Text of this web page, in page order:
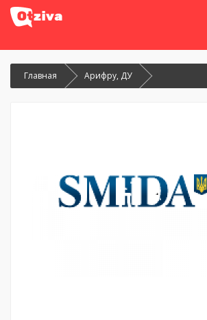
Главная Арифру, ДУ